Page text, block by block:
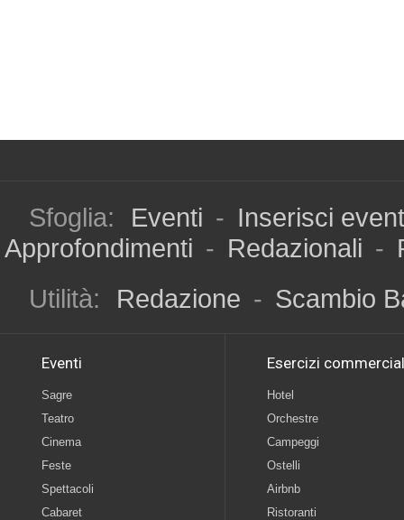
Sfoglia: Eventi - Inserisci
Approfondimenti - Redazionali -
Utilità:
Redazione - Scambio
Eventi
Sagre
Teatro
Cinema
Feste
Spettacoli
Cabaret
Esercizi
Hotel
Orchestre
Campeggi
Ostelli
Airbnb
Ristoranti